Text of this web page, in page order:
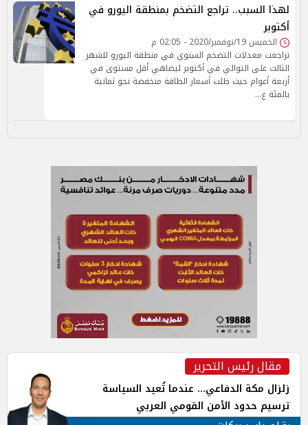
لهذا السبب.. تراجع التضخم بمنطقة اليورو في
أكتوبر
الخميس 19/نوفمبر/2020 - 02:05 م
تراجعت معدلات التضخم السنوي في منطقة اليورو للشهر
الثالث على التوالي في أكتوبر ليضاهي أقل مستوى في
أربعة أعوام حيث ظلت أسعار الطاقة منخفضة نحو ثمانية
بالمئة ع…
مقال رئيس التحرير
زلزال مكة الدفاعي... عندما تُعيد السياسة
ترسيم حدود الأمن القومي العربي